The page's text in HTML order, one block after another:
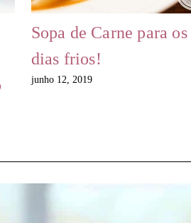
Sopa de Carne para os
dias frios!
junho 12, 2019